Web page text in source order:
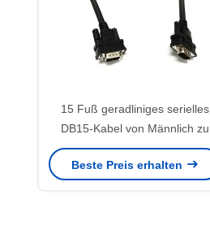
15 Fuß geradliniges serielles
DB15-Kabel von Männlich zu
Männlich 15 Pins
Computeranschlusskabel für
Beste Preis erhalten